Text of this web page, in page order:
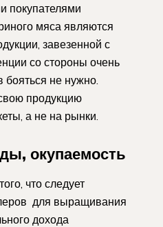
покупателями
мяса являются
завезенной с
со стороны очень
не нужно.
продукцию
а не на рынки.
окупаемость
что следует
для выращивания
дохода